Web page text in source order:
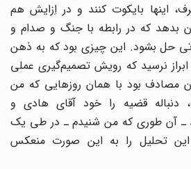
اینها بایکوت کنند و در اِزایش هم
بدهد که در رابطه با جنگ و صدام و
حل بشود. این چیزی بود که به ذهن
نرسید که رویش تصمیم‌گیری عملی
مصادف بود با همان روزهایی که من
قضیه را خود آقای هادی و
ـ آن طوری که من شنیدم ـ در طی یک
تحلیل را به این صورت منعکس